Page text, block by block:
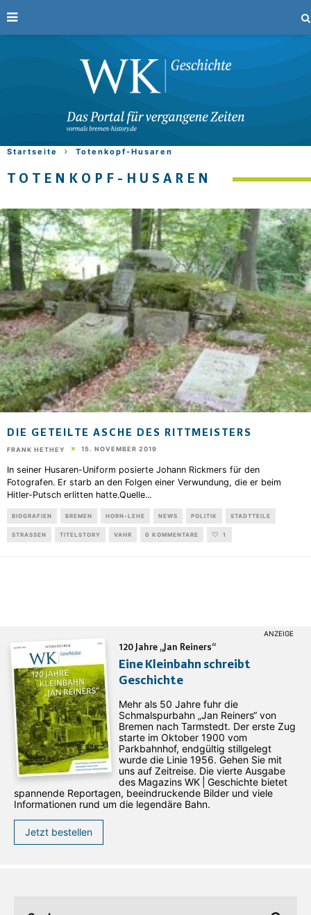
Startseite Totenkopf-Husaren
TOTENKOPF-HUSAREN
DIE GETEILTE ASCHE DES RITTMEISTERS
FRANK HETHEY 15. NOVEMBER 2019
In seiner Husaren-Uniform posierte Johann Rickmers für den
Fotografen. Er starb an den Folgen einer Verwundung, die er beim
Hitler-Putsch erlitten hatte.Quelle...
BIOGRAFIEN BREMEN HORN-LEHE NEWS POLITIK STADTTEILE
STRASSEN TITELSTORY VAHR 0 KOMMENTARE 1
120 Jahre „Jan Reiners“
Eine Kleinbahn schreibt
Geschichte
Mehr als 50 Jahre fuhr die
Schmalspurbahn „Jan ­Reiners“ von
Bremen nach Tarmstedt. Der erste Zug
starte im Oktober 1900 vom
Parkbahnhof, endgültig stillgelegt
wurde die Linie 1956. Gehen Sie mit
uns auf Zeitreise. Die vierte Ausgabe
des ­Magazins WK | Geschichte bietet
spannende Reportagen, beeindruckende Bilder und viele
Informationen rund um die legendäre Bahn.
Jetzt bestellen